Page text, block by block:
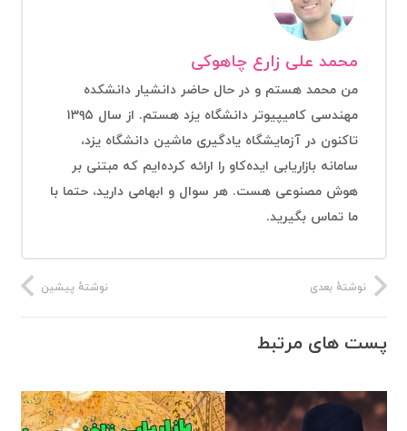
محمد علی زارع چاهوکی
من محمد هستم و در حال حاضر دانشیار دانشکده
مهندسی کامیپیوتر دانشگاه یزد هستم. از سال ۱۳۹۵
تاکنون در آزمایشگاه یادگیری ماشین دانشگاه یزد،
سامانه بازاریابی ایده‌کاو را ارائه کرده‌ایم که مبتنی بر
هوش مصنوعی هست. هر سوال و ابهامی دارید، حتما با
ما تماس بگیرید.
نوشتهٔ پیشین نوشتهٔ بعدی
پست های مرتبط